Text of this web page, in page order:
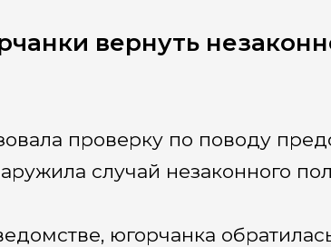
вернуть
проверку по поводу
случай незаконного
югорчанка